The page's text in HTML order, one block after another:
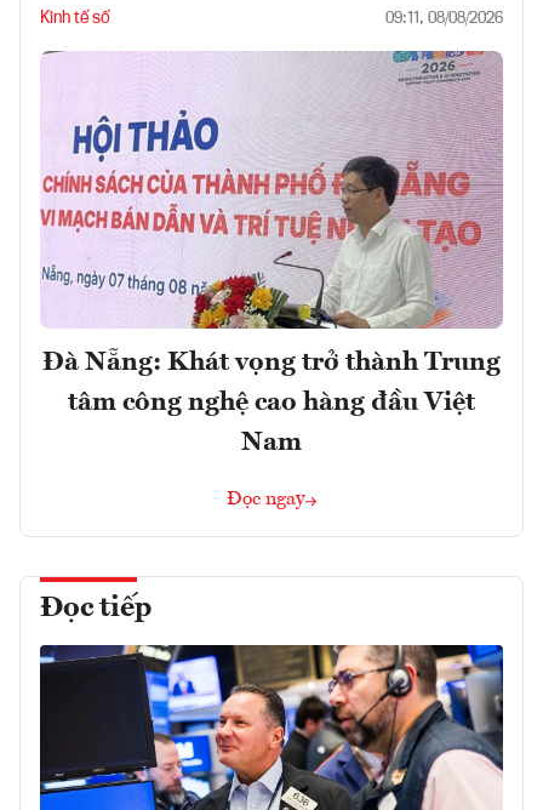
Kinh tế số 09:11, 08/08/2026
Đà Nẵng: Khát vọng trở thành Trung
tâm công nghệ cao hàng đầu Việt
Nam
Đọc ngay
Đọc tiếp